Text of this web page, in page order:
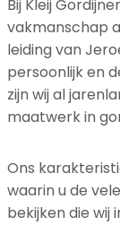
Bij Kleij
vakmanschap
leiding van
persoonlijk en
zijn wij al
maatwerk in
Ons
waarin u de
bekijken die wij